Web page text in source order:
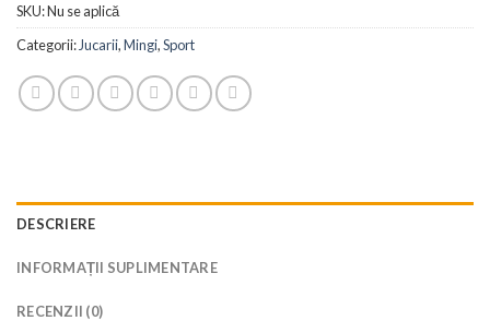
SKU:Nu se aplică
Categorii: Jucarii,Mingi,Sport
DESCRIERE
INFORMAȚII SUPLIMENTARE
RECENZII (0)